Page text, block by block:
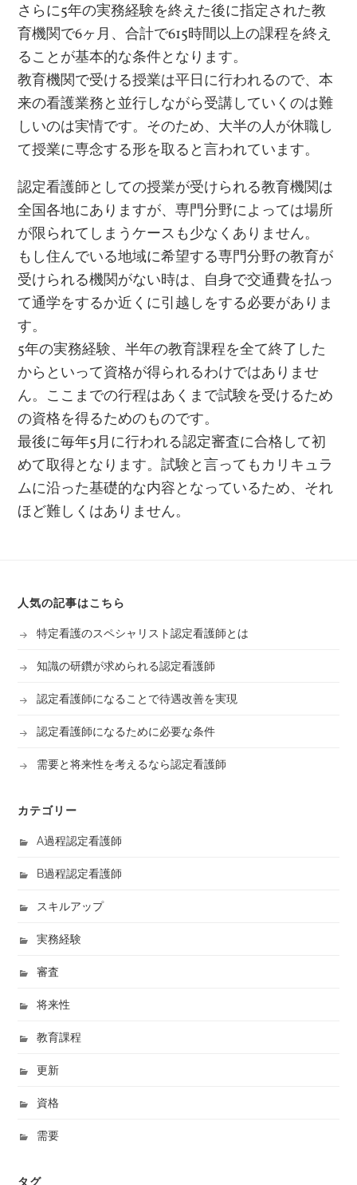
さらに5年の実務経験を終えた後に指定された教
育機関で6ヶ月、合計で615時間以上の課程を終え
ることが基本的な条件となります。
教育機関で受ける授業は平日に行われるので、本
来の看護業務と並行しながら受講していくのは難
しいのは実情です。そのため、大半の人が休職し
て授業に専念する形を取ると言われています。
認定看護師としての授業が受けられる教育機関は
全国各地にありますが、専門分野によっては場所
が限られてしまうケースも少なくありません。
もし住んでいる地域に希望する専門分野の教育が
受けられる機関がない時は、自身で交通費を払っ
て通学をするか近くに引越しをする必要がありま
す。
5年の実務経験、半年の教育課程を全て終了した
からといって資格が得られるわけではありませ
ん。ここまでの行程はあくまで試験を受けるため
の資格を得るためのものです。
最後に毎年5月に行われる認定審査に合格して初
めて取得となります。試験と言ってもカリキュラ
ムに沿った基礎的な内容となっているため、それ
ほど難しくはありません。
人気の記事はこちら
特定看護のスペシャリスト認定看護師とは
知識の研鑽が求められる認定看護師
認定看護師になることで待遇改善を実現
認定看護師になるために必要な条件
需要と将来性を考えるなら認定看護師
カテゴリー
A過程認定看護師
B過程認定看護師
スキルアップ
実務経験
審査
将来性
教育課程
更新
資格
需要
タグ